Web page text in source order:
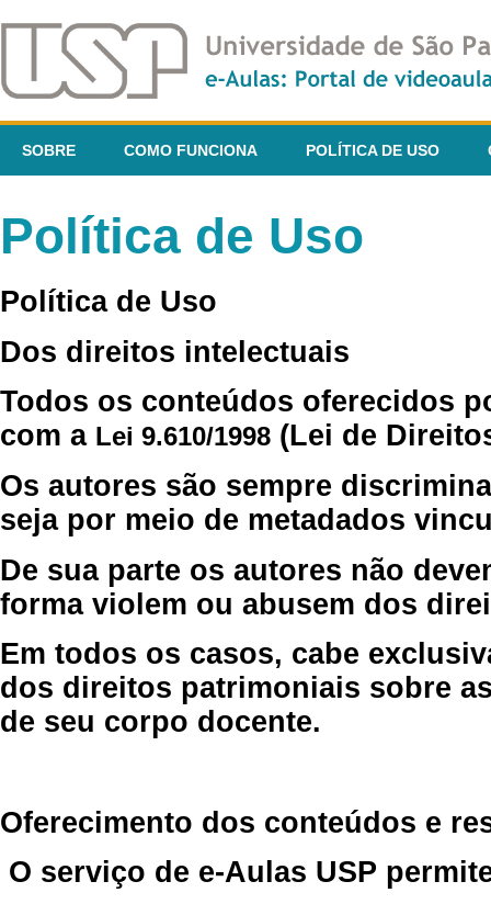
SOBRE COMO FUNCIONA POLÍTICA DE USO
Política de Uso
Política de Uso
Dos direitos intelectuais
Todos os conteúdos oferecidos
com a Lei 9.610/1998 (Lei de
Os autores são sempre
seja por meio de metadados
De sua parte os autores não
forma violem ou abusem dos
Em todos os casos, cabe
dos direitos patrimoniais sobre
de seu corpo docente.
Oferecimento dos conteúdos e
O serviço de e-Aulas USP